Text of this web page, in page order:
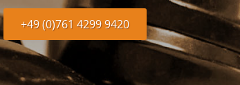
+49 (0)761 4299 9420